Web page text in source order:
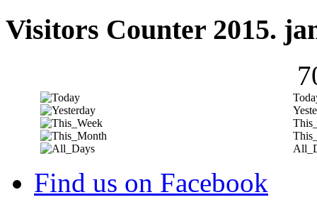
Visitors Counter 2015.
Find us on Facebook